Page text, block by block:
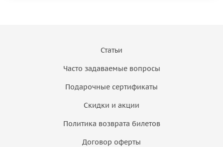
Статьи
Часто задаваемые вопросы
Подарочные сертификаты
Скидки и акции
Политика возврата билетов
Договор оферты